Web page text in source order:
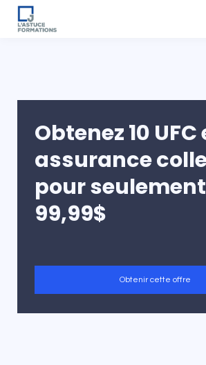
Accompagnement des
Obtenez 10 UFC
assurance
pour seulement
99,99$
Obtenir cette offre